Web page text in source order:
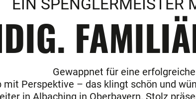
EIN SPENGLERMEISTER
Gewappnet für eine
Perspektive – das klingt schön und
in Albaching in Oberbayern. Stolz